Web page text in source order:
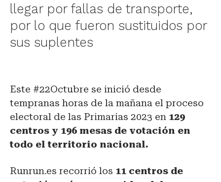
llegar por fallas de transporte,
por lo que fueron sustituidos por
sus suplentes
Este #22Octubre se inició desde
tempranas horas de la mañana el proceso
electoral de las Primarias 2023 en 129
centros y 196 mesas de votación en
todo el territorio nacional.
Runrun.es recorrió los 11 centros de